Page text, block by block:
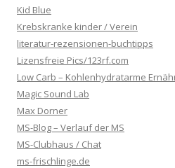
Kid Blue
Krebskranke kinder / Verein
literatur-rezensionen-buchtipps
Lizensfreie Pics/123rf.com
Low Carb – Kohlenhydratarme
Magic Sound Lab
Max Dorner
MS-Blog – Verlauf der MS
MS-Clubhaus / Chat
ms-frischlinge.de